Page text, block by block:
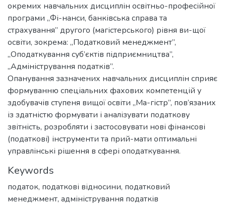
окремих навчальних дисциплін освітньо-професійної
програми „Фі-нанси, банківська справа та
страхування” другого (магістерського) рівня ви-щої
освіти, зокрема: „Податковий менеджмент”,
„Оподаткування суб’єктів підприємництва”,
„Адміністрування податків”.
Опанування зазначених навчальних дисциплін сприяє
формуванню спеціальних фахових компетенцій у
здобувачів ступеня вищої освіти „Ма-гістр”, пов’язаних
із здатністю формувати і аналізувати податкову
звітність, розробляти і застосовувати нові фінансові
(податкові) інструменти та прий-мати оптимальні
управлінські рішення в сфері оподаткування.
Keywords
податок, податкові відносини, податковий
менеджмент, адміністрування податків